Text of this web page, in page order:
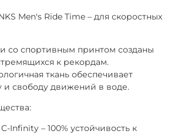
Men's Ride Time – для скоростных
со спортивным принтом созданы
к рекордам.
ткань обеспечивает
и свободу движений в воде.
Infinity – 100% устойчивость к